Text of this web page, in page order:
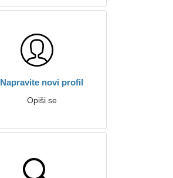
Napravite novi profil
Opiši se